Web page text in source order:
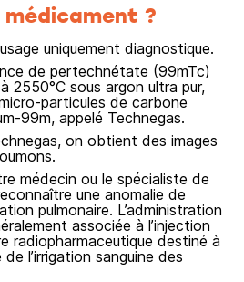
?
uniquement diagnostique.
de pertechnétate (99mTc)
2550°C sous argon ultra pur,
particules de carbone
99m, appelé Technegas.
on obtient des images
médecin ou le spécialiste de
une anomalie de
pulmonaire. L’administration
associée à l’injection
radiopharmaceutique destiné à
l’irrigation sanguine des